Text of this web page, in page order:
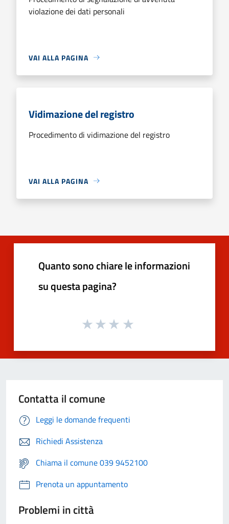
violazione dei dati personali
VAI ALLA PAGINA
Vidimazione del registro
Procedimento di vidimazione del registro
VAI ALLA PAGINA
Quanto sono chiare le informazioni
su questa pagina?
Contatta il comune
Leggi le domande frequenti
Richiedi Assistenza
Chiama il comune 039 9452100
Prenota un appuntamento
Problemi in città